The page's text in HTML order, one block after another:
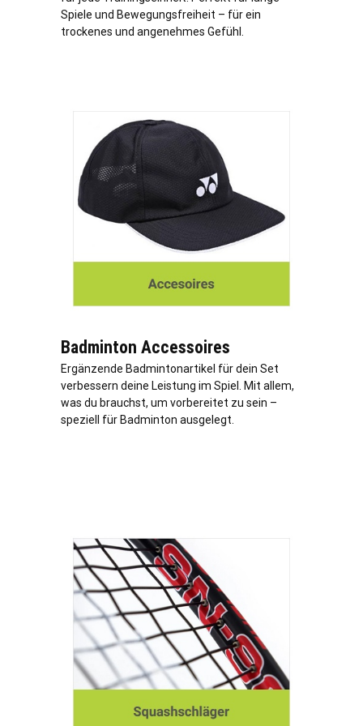
Spiele und Bewegungsfreiheit – für ein
trockenes und angenehmes Gefühl.
Badminton Accessoires
Ergänzende Badmintonartikel für dein Set
verbessern deine Leistung im Spiel. Mit allem,
was du brauchst, um vorbereitet zu sein –
speziell für Badminton ausgelegt.